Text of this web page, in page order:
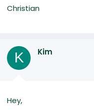
Christian
K Kim
Hey,